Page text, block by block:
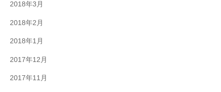
2018年3月
2018年2月
2018年1月
2017年12月
2017年11月